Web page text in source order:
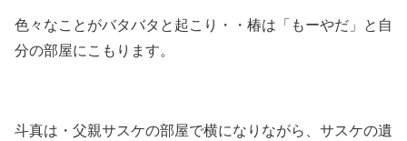
色々なことがバタバタと起こり・・椿は「もーやだ」と自
分の部屋にこもります。
斗真は・父親サスケの部屋で横になりながら、サスケの遺